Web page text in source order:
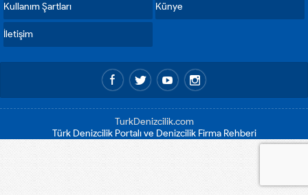
Kullanım Şartları Künye
İletişim
TurkDenizcilik.com
Türk Denizcilik Portalı ve Denizcilik Firma Rehberi